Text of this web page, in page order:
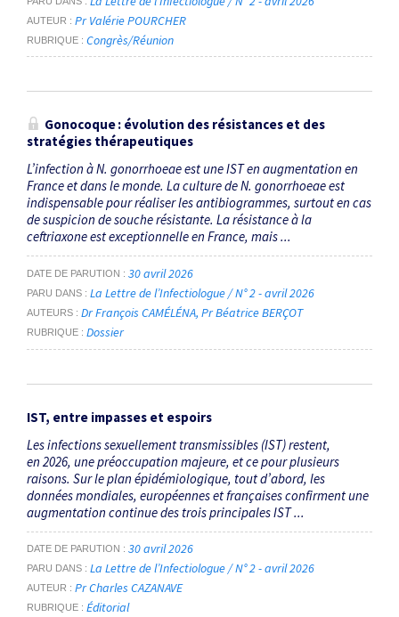
AUTEUR Pr Valérie POURCHER
RUBRIQUE Congrès/Réunion
Gonocoque : évolution des résistances et des
stratégies thérapeutiques
L’infection à N. gonorrhoeae est une IST en augmentation en
France et dans le monde. La culture de N. gonorrhoeae est
indispensable pour réaliser les antibiogrammes, surtout en cas
de suspicion de souche résistante. La résistance à la
ceftriaxone est exceptionnelle en France, mais ...
DATE DE PARUTION 30 avril 2026
PARU DANS La Lettre de l’Infectiologue / N° 2 - avril 2026
AUTEURS Dr François CAMÉLÉNA Pr Béatrice BERÇOT
RUBRIQUE Dossier
IST, entre impasses et espoirs
Les infections sexuellement transmissibles (IST) restent,
en 2026, une préoccupation majeure, et ce pour plusieurs
raisons. Sur le plan épidémiologique, tout d’abord, les
données mondiales, européennes et françaises confirment une
augmentation continue des trois principales IST ...
DATE DE PARUTION 30 avril 2026
PARU DANS La Lettre de l’Infectiologue / N° 2 - avril 2026
AUTEUR Pr Charles CAZANAVE
RUBRIQUE Éditorial